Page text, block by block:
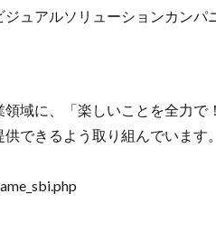
ュアルソリューションカンパ
域に、「楽しいことを全力
できるよう取り組んでいます